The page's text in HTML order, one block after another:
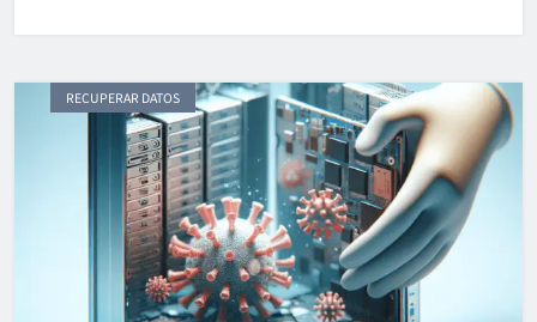
RECUPERAR DATOS